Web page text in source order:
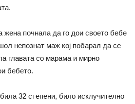
жена почнала да го дои своето бебе
непознат маж кој побарал да се
главата со марама и мирно
бебето.
32 степени, било исклучително